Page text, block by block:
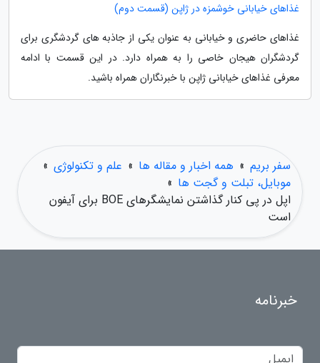
غذاهای خیابانی خوشمزه در ژاپن (قسمت دوم)
غذاهای حاضری و خیابانی به عنوان یکی از جاذبه های گردشگری برای
گردشگران هیجان خاصی را به همراه دارد. در این قسمت با ادامه
معرفی غذاهای خیابانی ژاپن با خبرنگاران همراه باشید.
سفر بریم » همه اخبار و مقاله ها » علم و تکنولوژی »
موبایل، تبلت و گجت ها »
اپل در پی کنار گذاشتن نمایشگرهای BOE برای آیفون
است
خبرنامه